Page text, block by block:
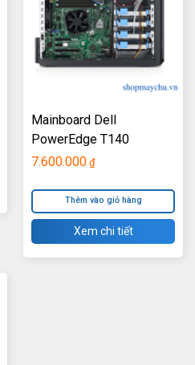
Mainboard Dell
PowerEdge T140
7.600.000 ₫
Thêm vào giỏ hàng
Xem chi tiết